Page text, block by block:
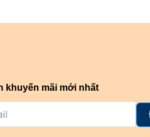
khuyến mãi mới nhất